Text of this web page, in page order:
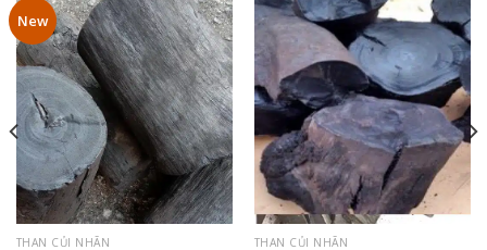
New
THAN CỦI NHÃN THAN CỦI NHÃN